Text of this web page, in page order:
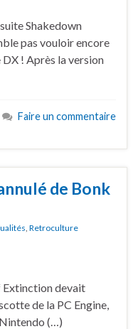
Shakedown
pas vouloir encore
! Après la version
Faire un commentaire
de Bonk
Retroculture
Extinction devait
de la PC Engine,
(…)